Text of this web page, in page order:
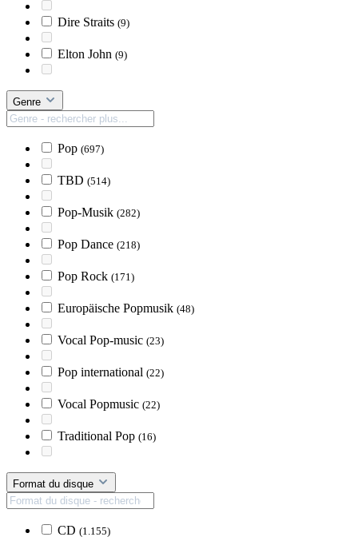
Dire Straits (9)
Elton John (9)
Genre
Pop (697)
TBD (514)
Pop-Musik (282)
Pop Dance (218)
Pop Rock (171)
Europäische Popmusik (48)
Vocal Pop-music (23)
Pop international (22)
Vocal Popmusic (22)
Traditional Pop (16)
Format du disque
CD (1.155)